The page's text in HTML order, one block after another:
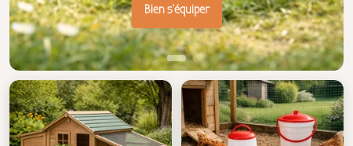
Bien s'équiper